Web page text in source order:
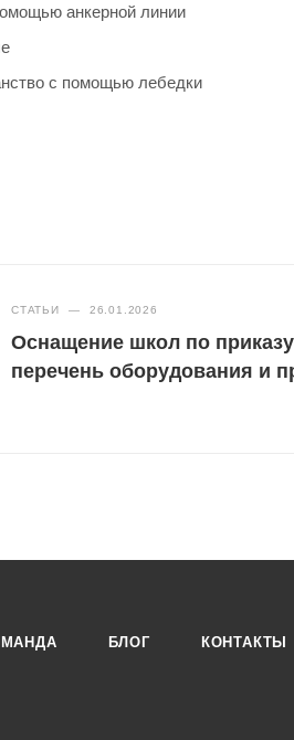
анкерной линии
с помощью лебедки
СТАТЬИ — 26.01.2026
Оснащение школ по
перечень оборудования и
БЛОГ КОНТАКТЫ